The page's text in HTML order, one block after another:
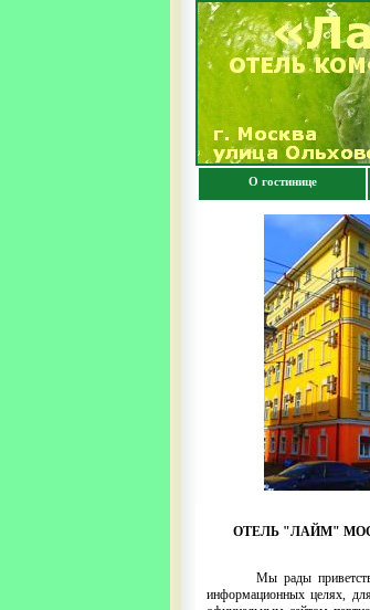
О гостинице
ОТЕЛЬ "ЛАЙМ"
Мы рады
информационных целях,